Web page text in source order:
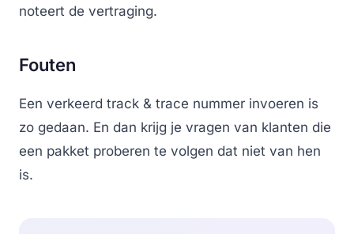
noteert de vertraging.
Fouten
Een verkeerd track & trace nummer invoeren is
zo gedaan. En dan krijg je vragen van klanten die
een pakket proberen te volgen dat niet van hen
is.